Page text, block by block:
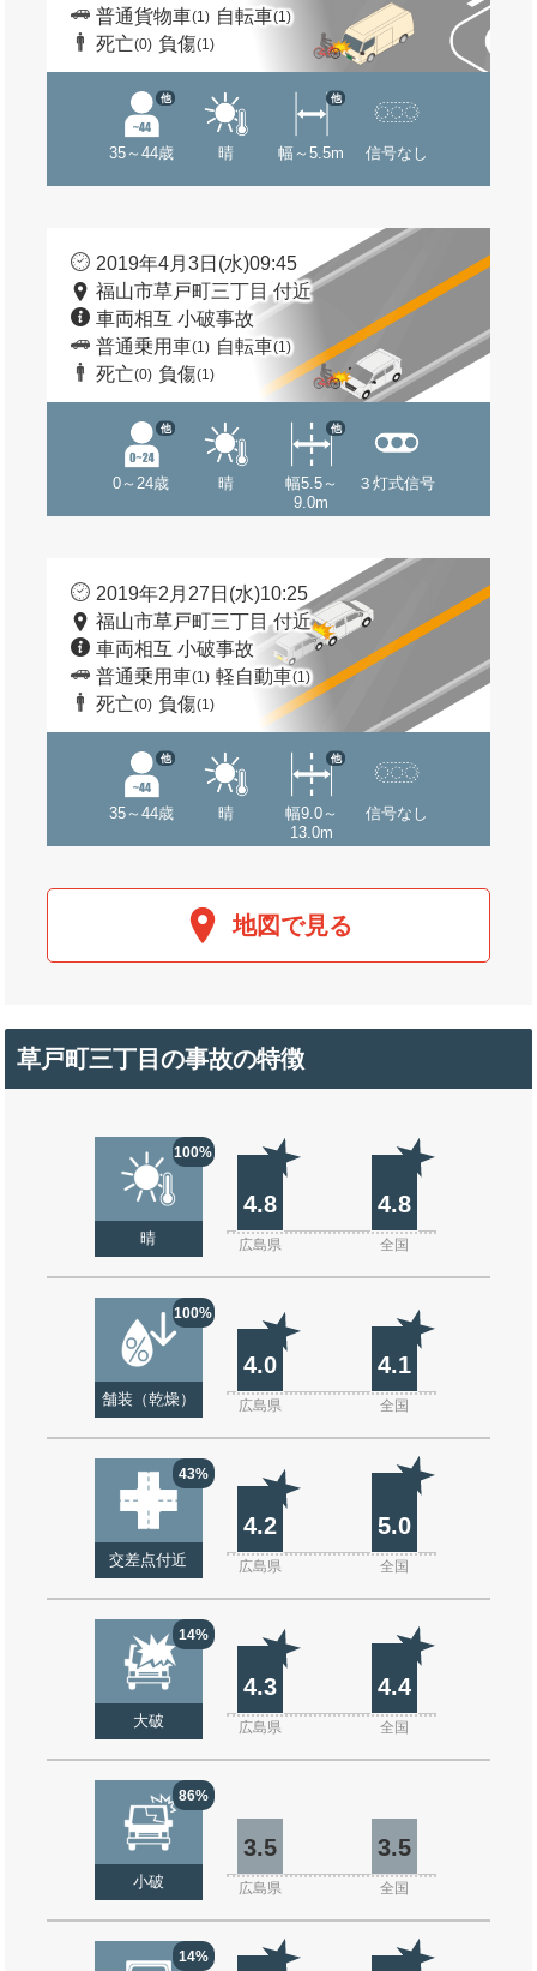
普通貨物車(1) 自転車(1)
死亡(0) 負傷(1)
35～44歳
他
晴 幅～5.5m
他
信号なし
2019年4月3日(水)09:45
福山市草戸町三丁目 付近
車両相互 小破事故
普通乗用車(1) 自転車(1)
死亡(0) 負傷(1)
0～24歳
他
晴
幅5.5～
9.0m
他
３灯式信号
2019年2月27日(水)10:25
福山市草戸町三丁目 付近
車両相互 小破事故
普通乗用車(1) 軽自動車(1)
死亡(0) 負傷(1)
35～44歳
他
晴
幅9.0～
13.0m
他
信号なし
地図で見る
草戸町三丁目の事故の特徴
100%
晴
4.8 4.8
広島県 全国
100%
舗装（乾燥）
4.0 4.1
広島県 全国
43%
交差点付近
4.2 5.0
広島県 全国
14%
大破
4.3 4.4
広島県 全国
86%
小破
3.5 3.5
広島県 全国
14%